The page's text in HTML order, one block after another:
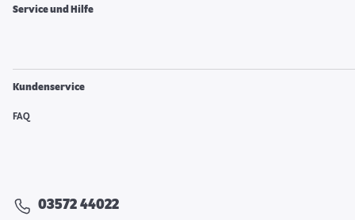
Service und Hilfe
Kundenservice
FAQ
03572 44022